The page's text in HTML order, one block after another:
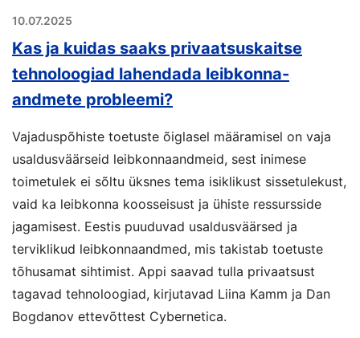
10.07.2025
Kas ja kuidas saaks privaatsuskaitse
tehnoloogiad lahendada leibkonna-
andmete probleemi?
Vajaduspõhiste toetuste õiglasel määramisel on vaja
usaldusväärseid leibkonnaandmeid, sest inimese
toimetulek ei sõltu üksnes tema isiklikust sissetulekust,
vaid ka leibkonna koosseisust ja ühiste ressursside
jagamisest. Eestis puuduvad usaldusväärsed ja
terviklikud leibkonnaandmed, mis takistab toetuste
tõhusamat sihtimist. Appi saavad tulla privaatsust
tagavad tehnoloogiad, kirjutavad Liina Kamm ja Dan
Bogdanov ettevõttest Cybernetica.